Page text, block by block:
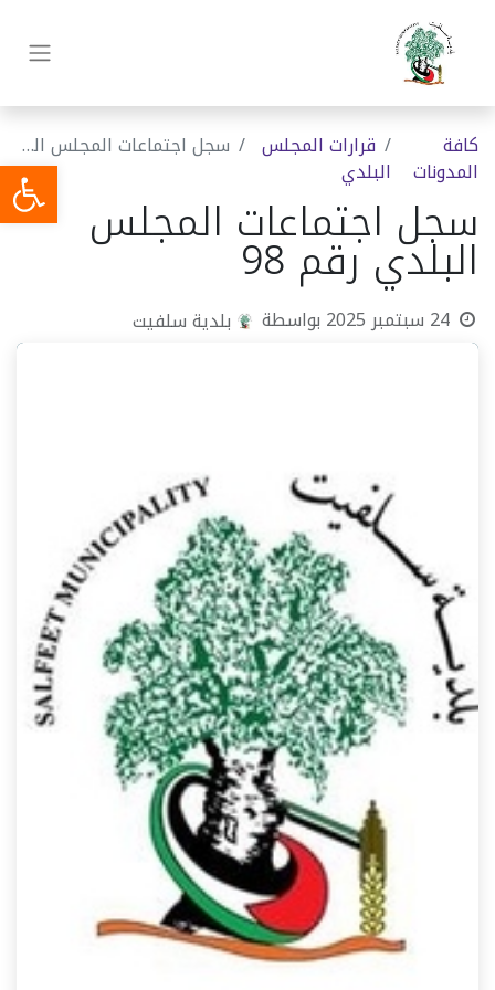
كافة
المدونات
قرارات المجلس
البلدي
سجل اجتماعات المجلس البلدي رقم 98
سجل اجتماعات المجلس
البلدي رقم 98
24 سبتمبر 2025 بواسطة بلدية سلفيت